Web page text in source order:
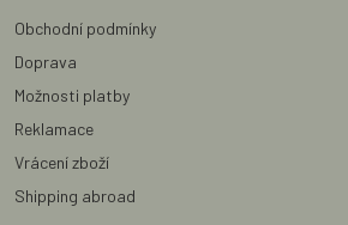
Obchodní podmínky
Doprava
Možnosti platby
Reklamace
Vrácení zboží
Shipping abroad